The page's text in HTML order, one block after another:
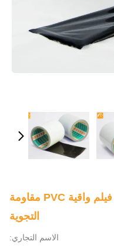
فيلم حماية نافذة الألومنيوم ، فيلم واقية PVC مقاومة
التجوية
الاسم التجاري: